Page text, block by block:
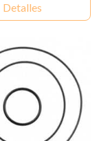
Detalles